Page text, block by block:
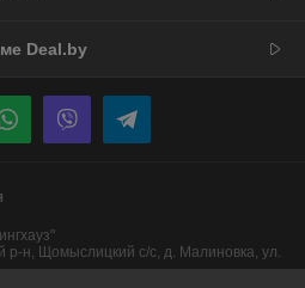
Deal.by
р-н, Щомыслицкий с/с, д. Малиновка, ул.